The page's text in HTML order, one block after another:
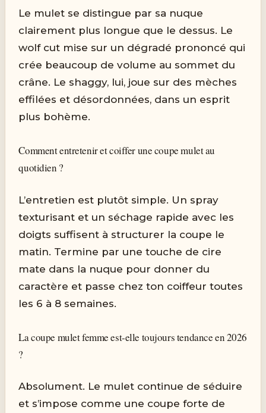
Le mulet se distingue par sa nuque
clairement plus longue que le dessus. Le
wolf cut mise sur un dégradé prononcé qui
crée beaucoup de volume au sommet du
crâne. Le shaggy, lui, joue sur des mèches
effilées et désordonnées, dans un esprit
plus bohème.
Comment entretenir et coiffer une coupe mulet au
quotidien ?
L’entretien est plutôt simple. Un spray
texturisant et un séchage rapide avec les
doigts suffisent à structurer la coupe le
matin. Termine par une touche de cire
mate dans la nuque pour donner du
caractère et passe chez ton coiffeur toutes
les 6 à 8 semaines.
La coupe mulet femme est-elle toujours tendance en 2026
?
Absolument. Le mulet continue de séduire
et s’impose comme une coupe forte de